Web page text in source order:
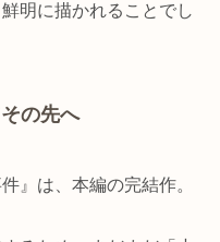
明に描かれることでし
の先へ
』は、本編の完結作。